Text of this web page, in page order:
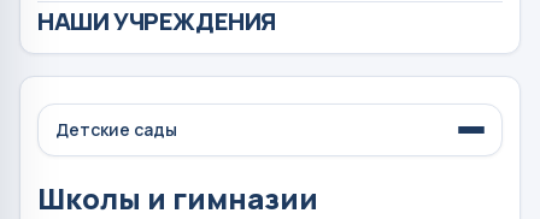
НАШИ УЧРЕЖДЕНИЯ
Детские сады
Школы и гимназии